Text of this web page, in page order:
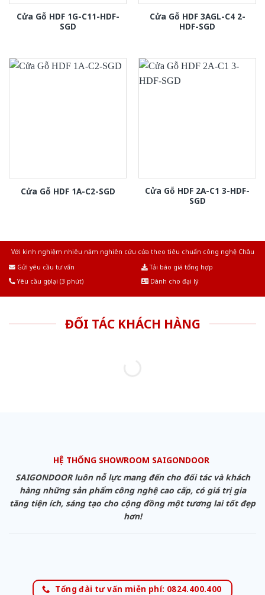
Cửa Gỗ HDF 1G-C11-HDF-
SGD
Cửa Gỗ HDF 3AGL-C4 2-
HDF-SGD
Cửa Gỗ HDF 1A-C2-SGD
Cửa Gỗ HDF 2A-C1 3-HDF-
SGD
Với kinh nghiệm nhiêu năm nghiên cứu cửa theo tiêu chuẩn công nghệ Châu
Gửi yêu cầu tư vấn
Tải báo giá tổng hợp
Yêu cầu gọi lại (3 phút)
Dành cho đại lý
ĐỐI TÁC KHÁCH HÀNG
HỆ THỐNG SHOWROOM SAIGONDOOR
SAIGONDOOR luôn nỗ lực mang đến cho đối tác và khách
hàng những sản phẩm công nghệ cao cấp, có giá trị gia
tăng tiện ích, sáng tạo cho cộng đồng một tương lai tốt đẹp
hơn!
Tổng đài tư vấn miễn phí: 0824.400.400